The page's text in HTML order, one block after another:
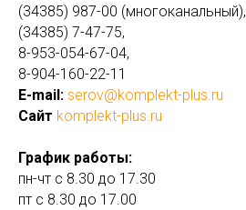
(34385) 987-00 (многоканальный),
(34385) 7-47-75,
8-953-054-67-04,
8-904-160-22-11
E-mail: serov@komplekt-plus.ru
Сайт komplekt-plus.ru
График работы:
пн-чт с 8.30 до 17.30
пт с 8.30 до 17.00